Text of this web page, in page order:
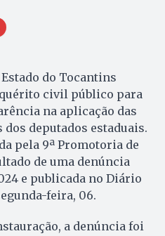
do Tocantins
civil público para
na aplicação das
deputados estaduais.
pela 9ª Promotoria de
de uma denúncia
e publicada no Diário
feira, 06.
a denúncia foi